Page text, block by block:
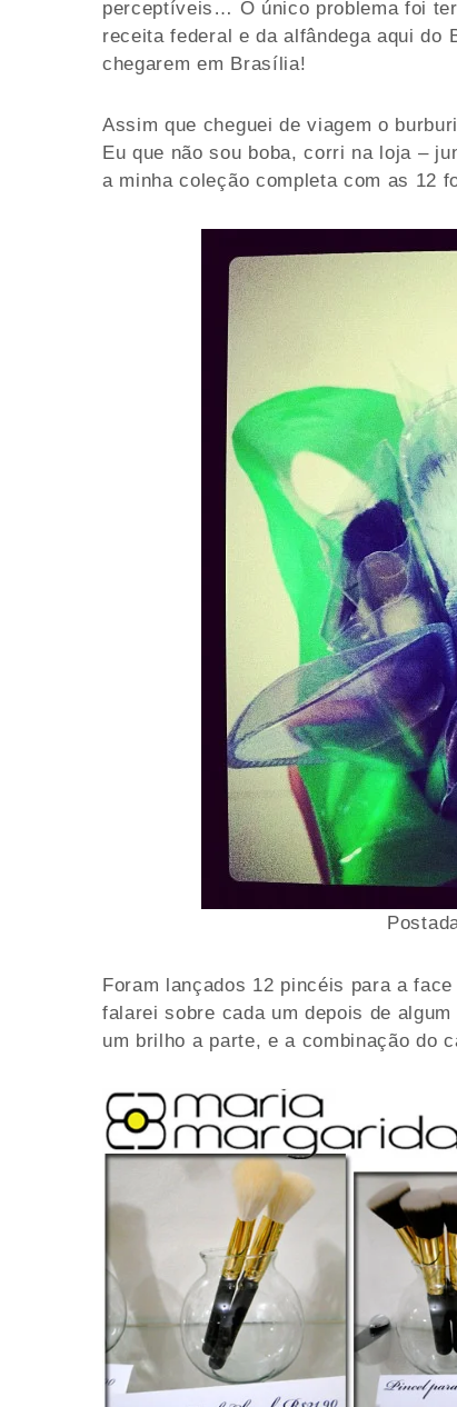
perceptíveis… O único problema foi
receita federal e da alfândega aqui
chegarem em Brasília!
Assim que cheguei de viagem o
Eu que não sou boba, corri na loja –
a minha coleção completa com as 12
Foram lançados 12 pincéis para a
falarei sobre cada um depois de
um brilho a parte, e a combinação do